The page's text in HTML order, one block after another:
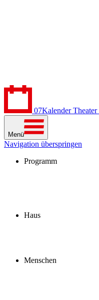
07Kalender
Menü
Navigation überspringen
Programm
Haus
Menschen